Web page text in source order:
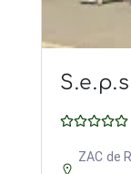
ZAC de